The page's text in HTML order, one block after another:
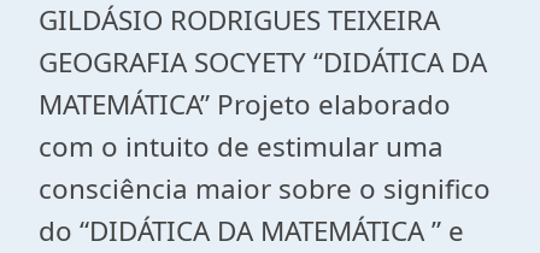
GILDÁSIO RODRIGUES TEIXEIRA
GEOGRAFIA SOCYETY “DIDÁTICA DA
MATEMÁTICA” Projeto elaborado
com o intuito de estimular uma
consciência maior sobre o significo
do “DIDÁTICA DA MATEMÁTICA ” e